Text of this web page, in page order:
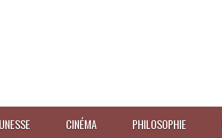
CINÉMA PHILOSOPHIE